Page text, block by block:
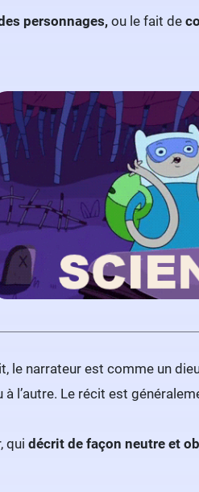
personnages, ou le fait de
le narrateur est comme un
l’autre. Le récit est
qui décrit de façon neutre et